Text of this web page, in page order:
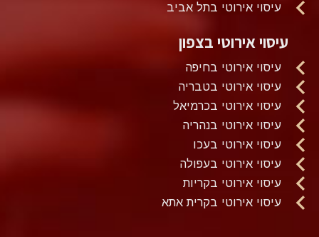
עיסוי אירוטי בתל אביב
עיסוי אירוטי בצפון
עיסוי אירוטי בחיפה
עיסוי אירוטי בטבריה
עיסוי אירוטי בכרמיאל
עיסוי אירוטי בנהריה
עיסוי אירוטי בעכו
עיסוי אירוטי בעפולה
עיסוי אירוטי בקריות
עיסוי אירוטי בקרית אתא